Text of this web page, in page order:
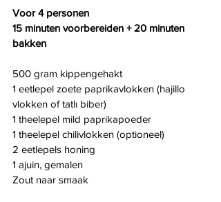
Voor 4 personen
15 minuten voorbereiden + 20 minuten
bakken
500 gram kippengehakt
1 eetlepel zoete paprikavlokken (hajillo
vlokken of tatlı biber)
1 theelepel mild paprikapoeder
1 theelepel chilivlokken (optioneel)
2 eetlepels honing
1 ajuin, gemalen
Zout naar smaak